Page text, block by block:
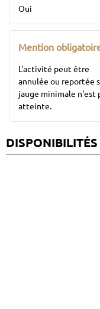
Oui
Mention
L'activité peut être
annulée ou reportée
jauge minimale n'est
atteinte.
DISPONIBILITÉS